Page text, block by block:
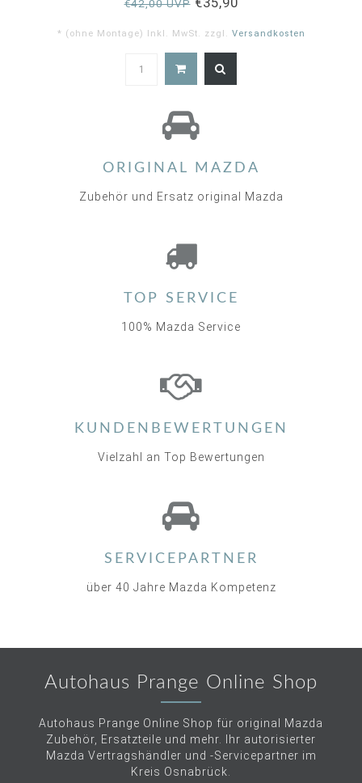
€42,00 UVP
* (ohne Montage) Inkl. MwSt. zzgl. Versandkosten
ORIGINAL MAZDA
Zubehör und Ersatz original Mazda
TOP SERVICE
100% Mazda Service
KUNDENBEWERTUNGEN
Vielzahl an Top Bewertungen
SERVICEPARTNER
über 40 Jahre Mazda Kompetenz
Autohaus Prange Online Shop
Autohaus Prange Online Shop für original Mazda
Zubehör, Ersatzteile und mehr. Ihr autorisierter
Mazda Vertragshändler und -Servicepartner im
Kreis Osnabrück.